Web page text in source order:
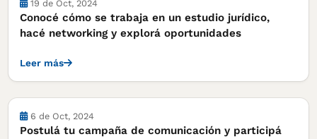
Actividades
19 de Oct, 2024
Conocé cómo se trabaja en un estudio jurídico,
hacé networking y explorá oportunidades
Leer más
Actividades
6 de Oct, 2024
Postulá tu campaña de comunicación y participá